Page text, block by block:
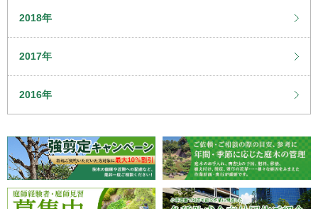
2018年
2017年
2016年